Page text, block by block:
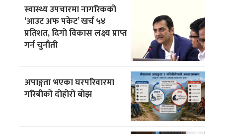
स्वास्थ्य उपचारमा नागरिकको
‘आउट अफ पकेट’ खर्च ५४
प्रतिशत, दिगो विकास लक्ष्य प्राप्त
गर्न चुनौती
अपाङ्गता भएका घरपरिवारमा
गरिबीको दोहोरो बोझ